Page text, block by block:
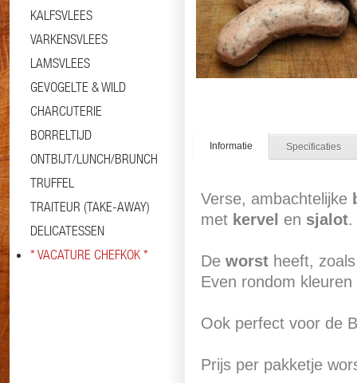
KALFSVLEES
VARKENSVLEES
LAMSVLEES
GEVOGELTE & WILD
CHARCUTERIE
BORRELTIJD
ONTBIJT/LUNCH/BRUNCH
TRUFFEL
TRAITEUR (TAKE-AWAY)
DELICATESSEN
* VACATURE CHEFKOK *
Informatie Specificaties
Verse, ambachtelijke
met kervel en sjalot.
De worst heeft,
Even rondom
Ook perfect voor de
Prijs per pakketje